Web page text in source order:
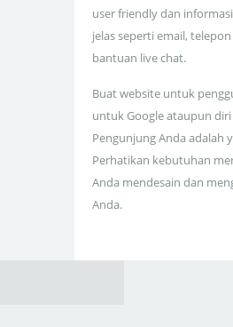
user friendly dan
jelas seperti email,
bantuan live chat.
Buat website untuk
untuk Google ataupun diri
Pengunjung Anda adalah
Perhatikan kebutuhan
Anda mendesain dan
Anda.